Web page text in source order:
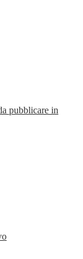
pubblicare in